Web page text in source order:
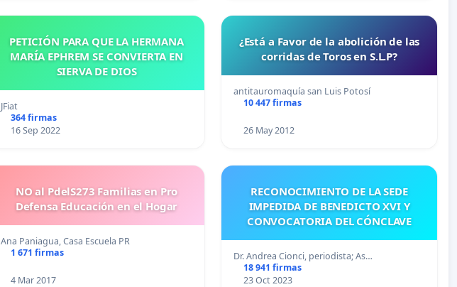
PETICIÓN PARA QUE LA HERMANA
MARÍA EPHREM SE CONVIERTA EN
SIERVA DE DIOS
JFiat
364 firmas
16 Sep 2022
¿Está a Favor de la abolición de las
corridas de Toros en S.L.P?
antitauromaquía san Luis Potosí
10 447 firmas
26 May 2012
NO al PdelS273 Familias en Pro
Defensa Educación en el Hogar
Ana Paniagua, Casa Escuela PR
1 671 firmas
4 Mar 2017
RECONOCIMIENTO DE LA SEDE
IMPEDIDA DE BENEDICTO XVI Y
CONVOCATORIA DEL CÓNCLAVE
Dr. Andrea Cionci, periodista; As…
18 941 firmas
23 Oct 2023